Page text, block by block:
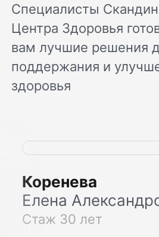
Специалисты
Центра Здоровья
вам лучшие решения
поддержания и
здоровья
Коренева
Елена
Стаж 30 лет